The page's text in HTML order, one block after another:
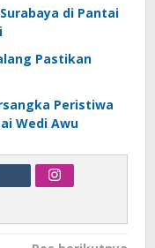
di Pantai
Pastikan
Peristiwa
Wedi Awu